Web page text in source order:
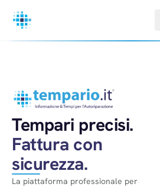
Tempari precisi.
Fattura con
sicurezza.
La piattaforma professionale per